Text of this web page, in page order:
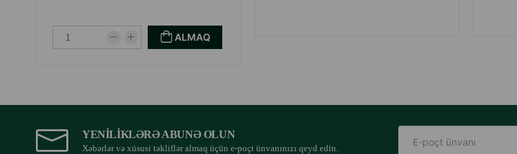
ALMAQ
YENILIKLƏRƏ ABUNƏ OLUN
Xəbərlər və xüsusi təkliflər almaq üçün e-poçt ünvanınızı qeyd edin.